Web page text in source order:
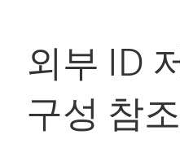
외부 ID
구성 참조